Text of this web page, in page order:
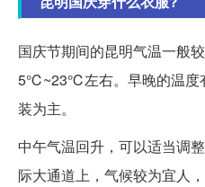
国庆节期间的昆明气温一般
5℃~23℃左右。早晚的温度
装为主。
中午气温回升，可以适当调
际大通道上，气候较为宜人